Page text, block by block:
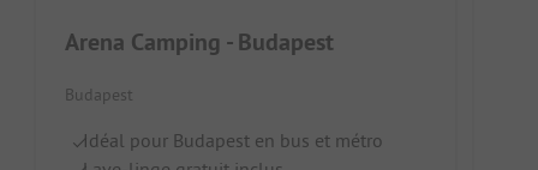
Arena Camping - Budapest
Budapest
Idéal pour Budapest en bus et métro